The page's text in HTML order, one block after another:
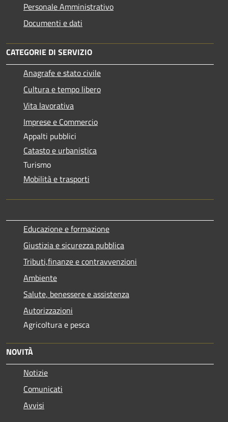
Personale Amministrativo
Documenti e dati
CATEGORIE DI SERVIZIO
Anagrafe e stato civile
Cultura e tempo libero
Vita lavorativa
Imprese e Commercio
Appalti pubblici
Catasto e urbanistica
Turismo
Mobilità e trasporti
Educazione e formazione
Giustizia e sicurezza pubblica
Tributi,finanze e contravvenzioni
Ambiente
Salute, benessere e assistenza
Autorizzazioni
Agricoltura e pesca
NOVITÀ
Notizie
Comunicati
Avvisi